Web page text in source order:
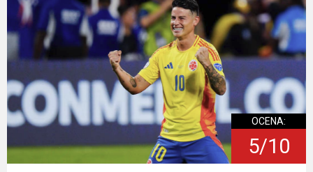
OCENA:
5/10